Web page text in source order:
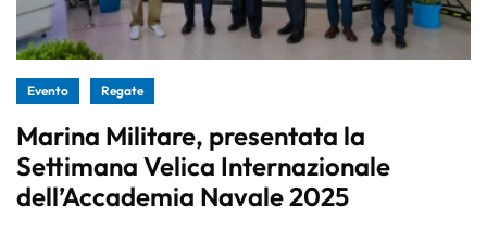
Evento Regate
Marina Militare, presentata la
Settimana Velica Internazionale
dell’Accademia Navale 2025